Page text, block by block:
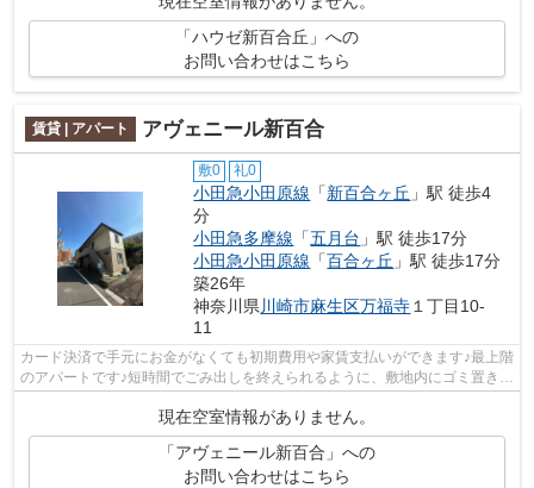
「ハウゼ新百合丘」への
お問い合わせはこちら
賃貸 | アパート アヴェニール新百合
敷0 礼0
小田急小田原線 「新百合ヶ丘 」駅 徒歩4
分
小田急多摩線 「五月台 」駅 徒歩17分
小田急小田原線 「百合ヶ丘 」駅 徒歩17分
築26年
神奈川県川崎市麻生区万福寺１丁目10-
11
カード決済で手元にお金がなくても初期費用や家賃支払いができます♪最上階
のアパートです♪短時間でごみ出しを終えられるように、敷地内にゴミ置き場
現在空室情報がありません。
「アヴェニール新百合」への
お問い合わせはこちら